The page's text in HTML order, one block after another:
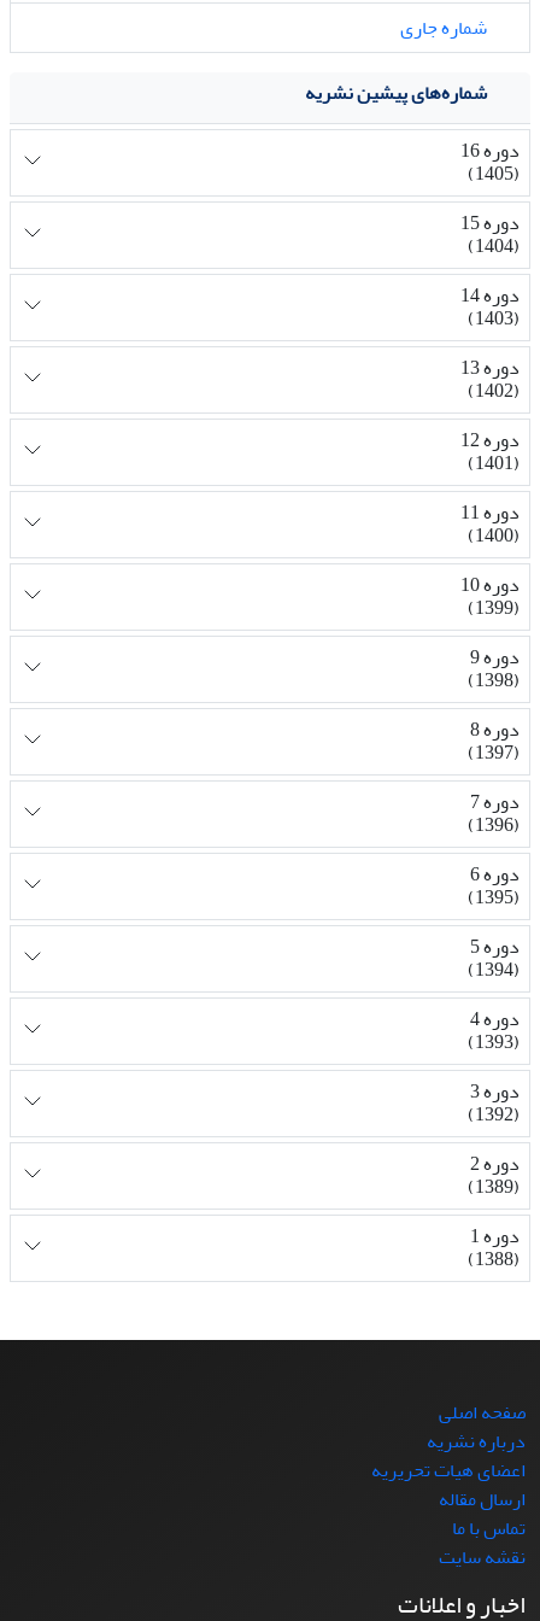
شماره جاری
شماره‌های پیشین نشریه
دوره 16
(1405)
دوره 15
(1404)
دوره 14
(1403)
دوره 13
(1402)
دوره 12
(1401)
دوره 11
(1400)
دوره 10
(1399)
دوره 9
(1398)
دوره 8
(1397)
دوره 7
(1396)
دوره 6
(1395)
دوره 5
(1394)
دوره 4
(1393)
دوره 3
(1392)
دوره 2
(1389)
دوره 1
(1388)
صفحه اصلی
درباره نشریه
اعضای هیات تحریریه
ارسال مقاله
تماس با ما
نقشه سایت
اخبار و اعلانات